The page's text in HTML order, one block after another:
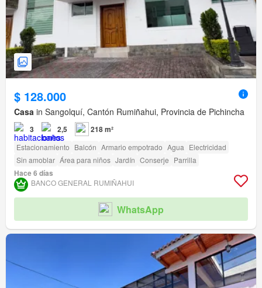
$ 128.000
Casa in Sangolquí, Cantón Rumiñahui, Provincia de Pichincha
3 2,5 218 m²
Estacionamiento Balcón Armario empotrado Agua Electricidad
Sin amoblar Área para niños Jardín Conserje Parrilla
Hace 6 días
BANCO GENERAL RUMIÑAHUI
WhatsApp